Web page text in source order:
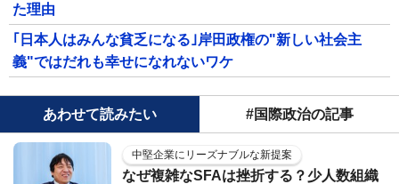
た理由
｢日本人はみんな貧乏になる｣岸田政権の"新しい社会主
義"ではだれも幸せになれないワケ
あわせて読みたい #国際政治の記事
中堅企業にリーズナブルな新提案
なぜ複雑なSFAは挫折する？少人数組織